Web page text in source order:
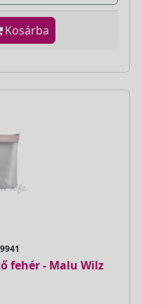
Kosárba
fehér - Malu Wilz